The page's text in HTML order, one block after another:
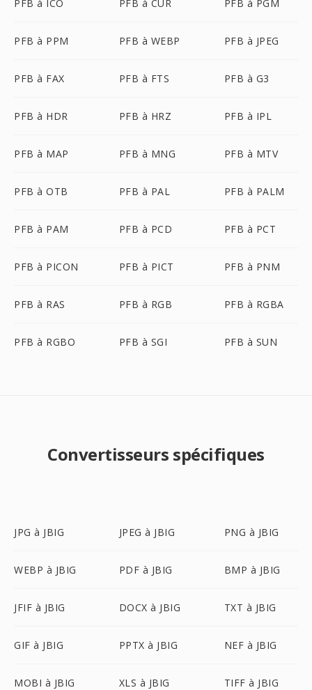
PFB à ICO PFB à CUR PFB à PGM
PFB à PPM PFB à WEBP PFB à JPEG
PFB à FAX PFB à FTS PFB à G3
PFB à HDR PFB à HRZ PFB à IPL
PFB à MAP PFB à MNG PFB à MTV
PFB à OTB PFB à PAL PFB à PALM
PFB à PAM PFB à PCD PFB à PCT
PFB à PICON PFB à PICT PFB à PNM
PFB à RAS PFB à RGB PFB à RGBA
PFB à RGBO PFB à SGI PFB à SUN
Convertisseurs spécifiques
JPG à JBIG JPEG à JBIG PNG à JBIG
WEBP à JBIG PDF à JBIG BMP à JBIG
JFIF à JBIG DOCX à JBIG TXT à JBIG
GIF à JBIG PPTX à JBIG NEF à JBIG
MOBI à JBIG XLS à JBIG TIFF à JBIG